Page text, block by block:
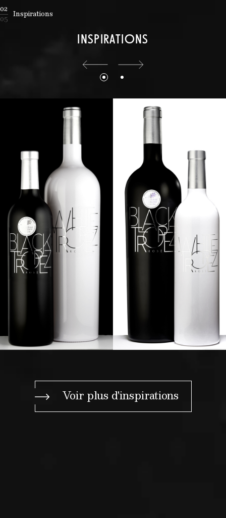
02
05
Inspirations
INSPIRATIONS
Voir plus d'inspirations